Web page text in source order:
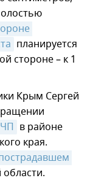
планируется
стороне – к 1
Крым Сергей
в районе
края.
области.